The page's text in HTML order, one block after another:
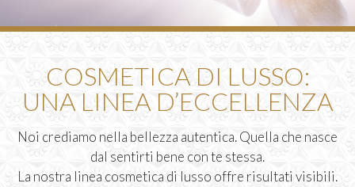
COSMETICA DI LUSSO:
UNA LINEA D’ECCELLENZA
Noi crediamo nella bellezza autentica. Quella che nasce
dal sentirti bene con te stessa.
La nostra linea cosmetica di lusso offre risultati visibili.